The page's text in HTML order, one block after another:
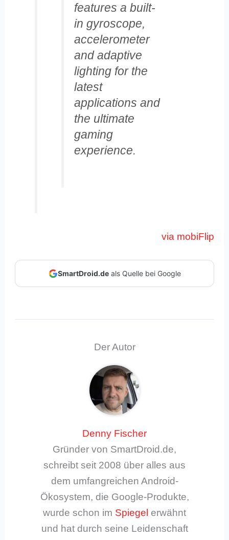
features a built-
in gyroscope,
accelerometer
and adaptive
lighting for the
latest
applications and
the ultimate
gaming
experience.
via mobiFlip
SmartDroid.deals Quelle bei Google
Der Autor
Denny Fischer
Gründer von SmartDroid.de,
schreibt seit 2008 über alles aus
dem umfangreichen Android-
Ökosystem, die Google-Produkte,
wurde schon im Spiegel erwähnt
und hat durch seine Leidenschaft